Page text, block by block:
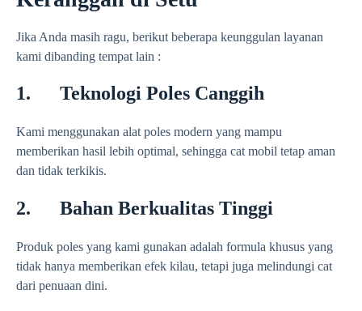
Jika Anda masih ragu, berikut beberapa keunggulan layanan
kami dibanding tempat lain :
1. Teknologi Poles Canggih
Kami menggunakan alat poles modern yang mampu
memberikan hasil lebih optimal, sehingga cat mobil tetap aman
dan tidak terkikis.
2. Bahan Berkualitas Tinggi
Produk poles yang kami gunakan adalah formula khusus yang
tidak hanya memberikan efek kilau, tetapi juga melindungi cat
dari penuaan dini.